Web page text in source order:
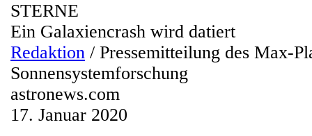
STERNE
Ein Galaxiencrash wird datiert
Redaktion / Pressemitteilung des Max-
Sonnensystemforschung
astronews.com
17. Januar 2020